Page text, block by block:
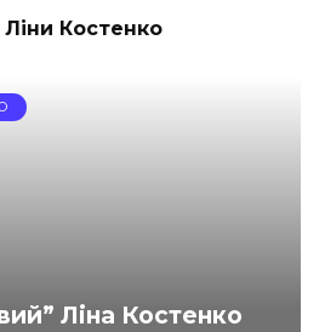
Костенко
Ліна Костенко